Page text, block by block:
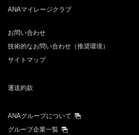
ANAマイレージクラブ
お問い合わせ
技術的なお問い合わせ（推奨環境）
サイトマップ
運送約款
ANAグループについて
グループ企業一覧